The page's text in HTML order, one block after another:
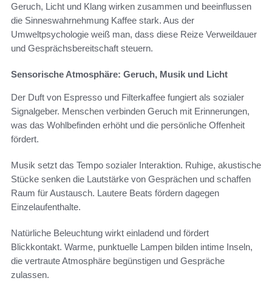
Geruch, Licht und Klang wirken zusammen und beeinflussen
die Sinneswahrnehmung Kaffee stark. Aus der
Umweltpsychologie weiß man, dass diese Reize Verweildauer
und Gesprächsbereitschaft steuern.
Sensorische Atmosphäre: Geruch, Musik und Licht
Der Duft von Espresso und Filterkaffee fungiert als sozialer
Signalgeber. Menschen verbinden Geruch mit Erinnerungen,
was das Wohlbefinden erhöht und die persönliche Offenheit
fördert.
Musik setzt das Tempo sozialer Interaktion. Ruhige, akustische
Stücke senken die Lautstärke von Gesprächen und schaffen
Raum für Austausch. Lautere Beats fördern dagegen
Einzelaufenthalte.
Natürliche Beleuchtung wirkt einladend und fördert
Blickkontakt. Warme, punktuelle Lampen bilden intime Inseln,
die vertraute Atmosphäre begünstigen und Gespräche
zulassen.